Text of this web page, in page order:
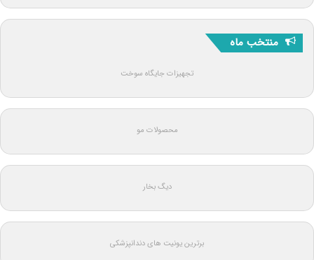
منتخب ماه
تجهیزات جایگاه سوخت
محصولات مو
دیگ بخار
برترین یونیت های دندانپزشکی